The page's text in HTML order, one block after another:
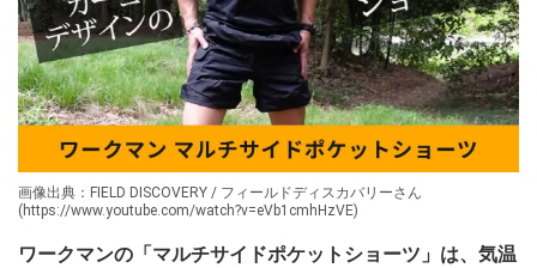
画像出典：FIELD DISCOVERY / フィールドディスカバリーさん
(https://www.youtube.com/watch?v=eVb1cmhHzVE)
ワークマンの「マルチサイドポケットショーツ」は、気温